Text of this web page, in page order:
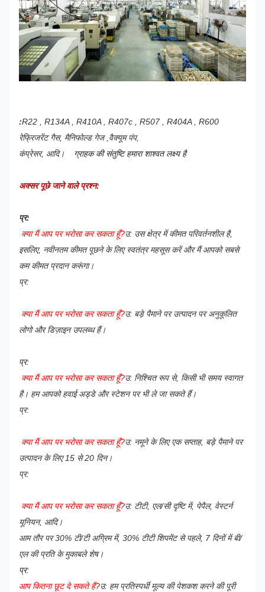
:R22 , R134A , R410A , R407c , R507 , R404A , R600
रेफ्रिजरेंट गैस, मैनिफोल्ड गेज ,वैक्यूम पंप,
कंप्रेसर, आदि।
ग्राहक की संतुष्टि हमारा शाश्वत लक्ष्य है
अक्सर पूछे जाने वाले प्रश्न:
प्र:
क्या मैं आप पर भरोसा कर सकता हूँ?उ: उस क्षेत्र में कीमत परिवर्तनशील है,
इसलिए, नवीनतम कीमत पूछने के लिए स्वतंत्र महसूस करें और मैं आपको सबसे
कम कीमत प्रदान करूंगा।
प्र:
क्या मैं आप पर भरोसा कर सकता हूँ?उ: बड़े पैमाने पर उत्पादन पर अनुकूलित
लोगो और डिज़ाइन उपलब्ध हैं।
प्र:
क्या मैं आप पर भरोसा कर सकता हूँ?उ: निश्चित रूप से, किसी भी समय स्वागत
है। हम आपको हवाई अड्डे और स्टेशन पर भी ले जा सकते हैं।
प्र:
क्या मैं आप पर भरोसा कर सकता हूँ?उ: नमूने के लिए एक सप्ताह, बड़े पैमाने पर
उत्पादन के लिए 15 से 20 दिन।
प्र:
क्या मैं आप पर भरोसा कर सकता हूँ?उ: टीटी, एल/सी दृष्टि में, पेपैल, वेस्टर्न
यूनियन, आदि।
आम तौर पर 30% टी/टी अग्रिम में, 30% टीटी शिपमेंट से पहले, 7 दिनों में बी/
एल की प्रति के मुकाबले शेष।
प्र:
आप कितना छूट दे सकते हैं?उ: हम प्रतिस्पर्धी मूल्य की पेशकश करने की पूरी